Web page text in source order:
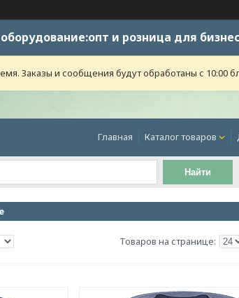
и розница для
Заказы и сообщения будут обработаны с 10:00
Главная Каталог товаров
Найти